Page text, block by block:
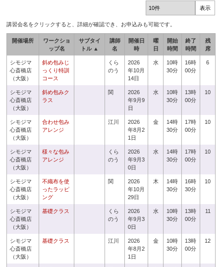
講習会名をクリックすると、詳細が確認でき、お申込みも可能です。
開催場所
ワークショ
ップ名
サブタイ
トル ▲
講師
名
開催日
時
曜
日
開始
時間
終了
時間
残
席
シモジマ
心斎橋店
（大阪）
斜め包みじ
っくり特訓
コース
くら
のう
2026
年10月
14日
水
10時
30分
16時
00分
6
シモジマ
心斎橋店
（大阪）
斜め包みク
ラス
関
2026
年9月9
日
水
10時
30分
13時
00分
10
シモジマ
心斎橋店
（大阪）
合わせ包み
アレンジ
江川
2026
年8月2
1日
金
14時
30分
17時
00分
10
シモジマ
心斎橋店
（大阪）
様々な包み
アレンジ
くら
のう
2026
年9月3
0日
水
14時
30分
17時
00分
10
シモジマ
心斎橋店
（大阪）
不織布を使
ったラッピ
ング
関
2026
年10月
29日
木
14時
30分
16時
30分
10
シモジマ
心斎橋店
（大阪）
基礎クラス
くら
のう
2026
年9月3
0日
水
10時
30分
13時
00分
11
シモジマ
心斎橋店
（大阪）
基礎クラス 江川
2026
年8月2
1日
金
10時
30分
13時
00分
12